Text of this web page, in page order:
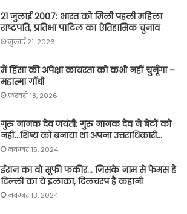
21 जुलाई 2007: भारत को मिली पहली महिला
राष्ट्रपति, प्रतिभा पाटिल का ऐतिहासिक चुनाव
जुलाई 21, 2026
मैं हिंसा की अपेक्षा कायरता को कभी नहीं चुनूँगा –
महात्मा गाँधी
फ़रवरी 18, 2026
गुरु नानक देव जयंती: गुरु नानक देव ने बेटों को
नहीं…शिष्य को बनाया था अपना उत्तराधिकारी…
नवम्बर 15, 2024
ईरान का वो सूफी फकीर… जिसके नाम से फेमस है
दिल्ली का ये इलाका, दिलचस्प है कहानी
नवम्बर 13, 2024